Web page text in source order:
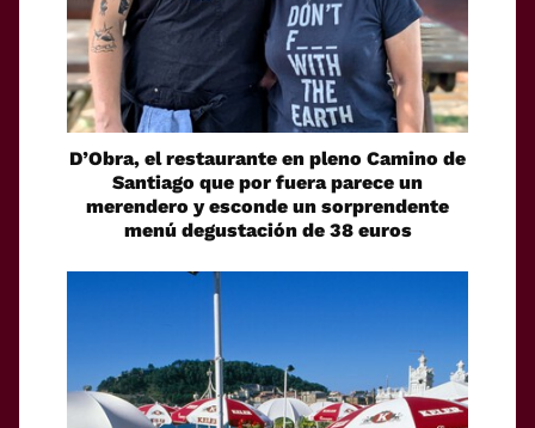
D’Obra, el restaurante en pleno Camino de
Santiago que por fuera parece un
merendero y esconde un sorprendente
menú degustación de 38 euros